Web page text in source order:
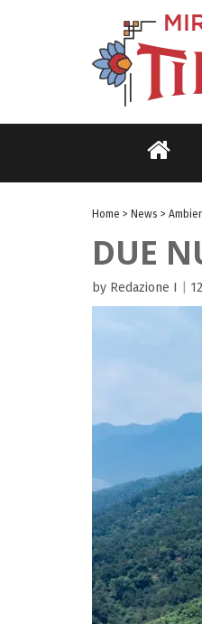
Home > News >
DUE
by Redazione I